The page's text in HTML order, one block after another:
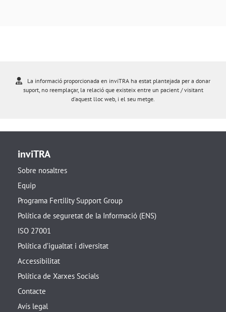
La informació proporcionada en inviTRA ha estat plantejada per a donar
suport, no reemplaçar, la relació que existeix entre un pacient / visitant
d'aquest lloc web, i el seu metge.
inviTRA
Sobre nosaltres
Equip
Programa Fertility Support Group
Política de seguretat de la Informació (ENS)
ISO 27001
Política d’igualtat i diversitat
Accessibilitat
Política de Xarxes Socials
Contacte
Avís legal